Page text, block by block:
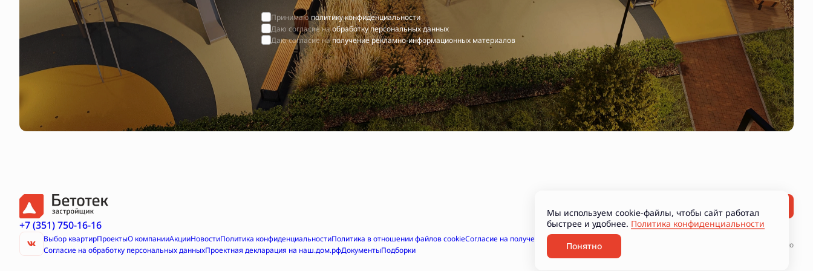
Принимаю политику конфиденциальности
Даю согласие наобработку персональных данных
Даю согласие наполучение рекламно-информационных материалов
+7 (351) 750-16-16
Выбор квартирПроектыО компанииАкцииНовостиПолитика конфиденциальностиПолитика в отношении файлов cookieСогласие на получение рекламно-информационных материалов
Согласие на обработку персональных данныхПроектная декларация на наш.дом.рфДокументыПодборки
Разработано
Мы используем cookie-файлы, чтобы сайт работал
быстрее и удобнее. Политика конфиденциальности
Понятно